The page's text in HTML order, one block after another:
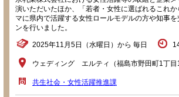
演いただいたほか、「若者・女性に選ばれるこれ
マに県内で活躍する女性ロールモデルの方や知事
ンを行いました。
2025年11月5日（水曜日）から 毎日
ウェディング エルティ（福島市野田町1丁目
共生社会・女性活躍推進課